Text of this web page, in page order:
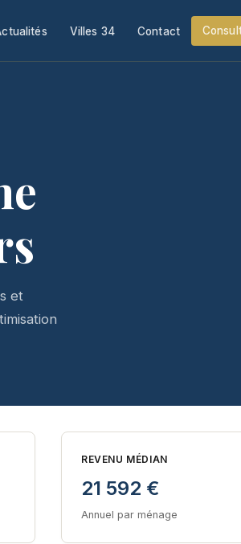
Villes 34 Contact
et
REVENU MÉDIAN
21 592 €
Annuel par ménage